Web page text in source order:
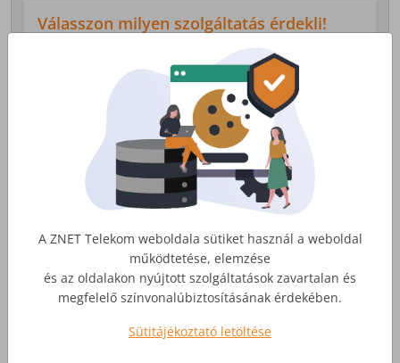
Válasszon milyen szolgáltatás érdekli!
Lakossági Internet
Otthoni internet, telefon és tv
szolgáltatás
Érdekel
Üzleti Internet
szolgáltatások
A ZNET Telekom weboldala sütiket használ a weboldal
működtetése, elemzése
és az oldalakon nyújtott szolgáltatások zavartalan és
megfelelő színvonalúbiztosításának érdekében.
Sütitájékoztató letöltése